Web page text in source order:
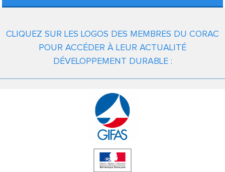
CLIQUEZ SUR LES LOGOS DES MEMBRES DU CORAC
POUR ACCÉDER À LEUR ACTUALITÉ
DÉVELOPPEMENT DURABLE :